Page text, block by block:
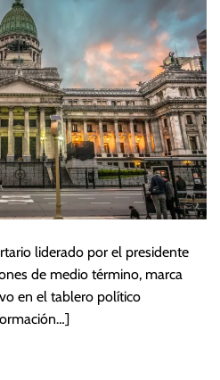
liderado por el presidente
de medio término, marca
en el tablero político